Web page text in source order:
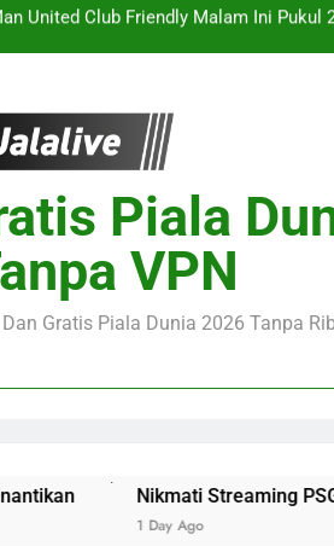
Piala ASEAN Malam Ini Pukul
vs Nottingham Forest Club Friendly Dini
Pengalaman
United Club Friendly Malam Ini Pukul
Kemasan
Piala ASEAN Malam Ini Pukul
Club Friendly Malam Ini Pukul 19.00
Persahabatan Dua
Piala
VPN
Gratis Piala Dunia 2026 Tanpa
Streaming PSG vs Man United